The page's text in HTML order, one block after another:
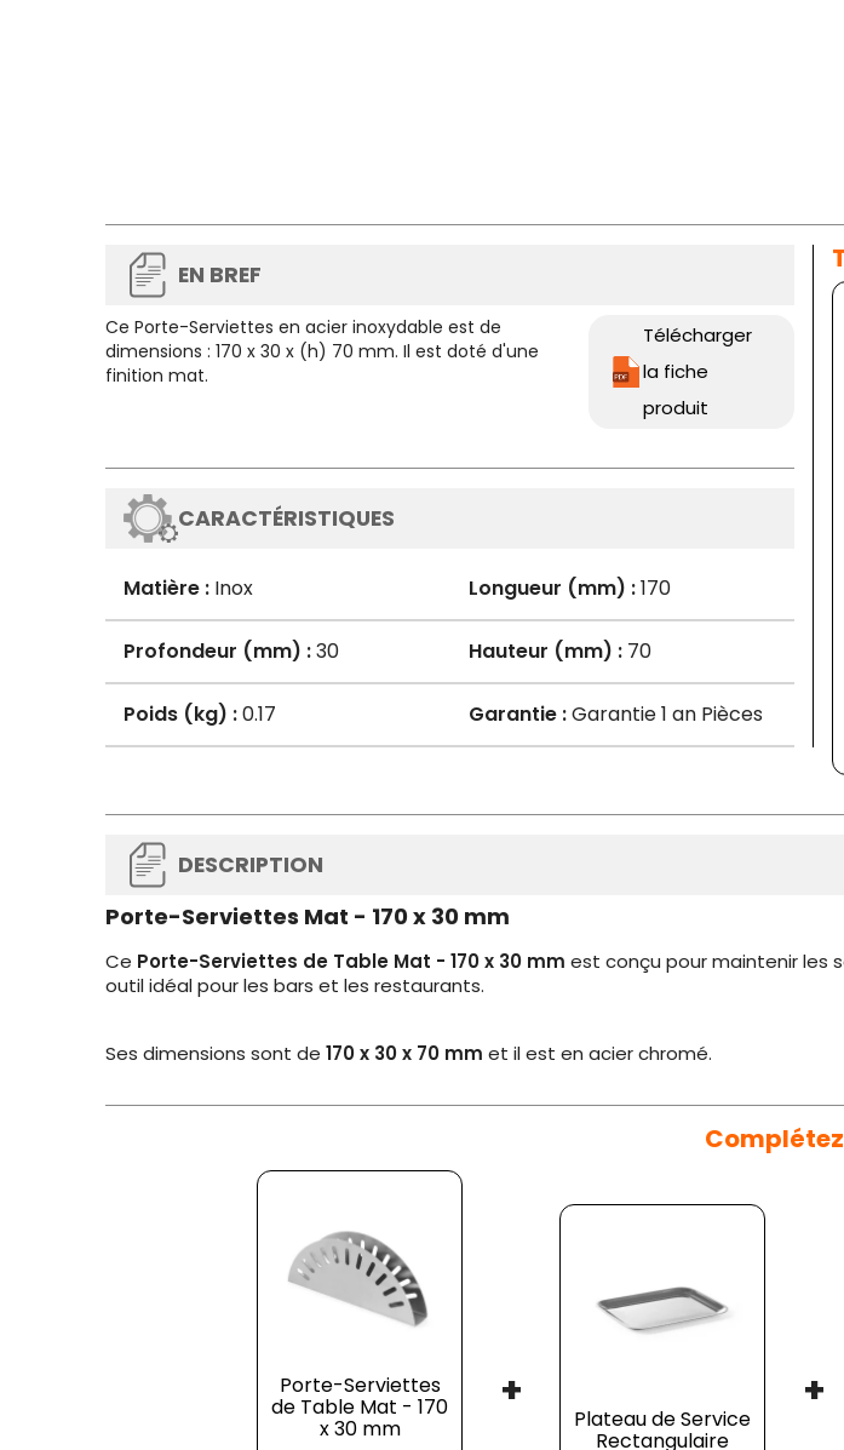
EN BREF
Ce Porte-Serviettes en acier inoxydable est de
dimensions : 170 x 30 x (h) 70 mm. Il est doté d'une
finition mat.
Télécharger
la fiche
produit
CARACTÉRISTIQUES
Matière : Inox Longueur (mm) :170
Profondeur (mm) :30 Hauteur (mm) :70
Poids (kg) :0.17 Garantie :Garantie 1 an Pièces
DESCRIPTION
Porte-Serviettes Mat - 170 x 30 mm
Ce Porte-Serviettes de Table Mat - 170 x 30 mm est conçu pour maintenir les
outil idéal pour les bars et les restaurants.
Ses dimensions sont de 170 x 30 x 70 mm et il est en acier chromé.
Porte-Serviettes
de Table Mat - 170
x 30 mm
+
Plateau de Service
Rectangulaire
+